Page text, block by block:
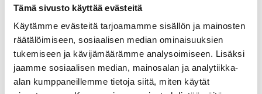
Tämä sivusto käyttää evästeitä
Käytämme evästeitä tarjoamamme sisällön ja mainosten
räätälöimiseen, sosiaalisen median ominaisuuksien
tukemiseen ja kävijämäärämme analysoimiseen. Lisäksi
jaamme sosiaalisen median, mainosalan ja analytiikka-
alan kumppaneillemme tietoja siitä, miten käytät
Kohteessa on satelliittiantenni:
Ei
Taloyhtiössä on antenni: